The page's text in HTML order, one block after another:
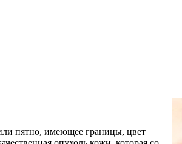
пятно, имеющее границы, цвет